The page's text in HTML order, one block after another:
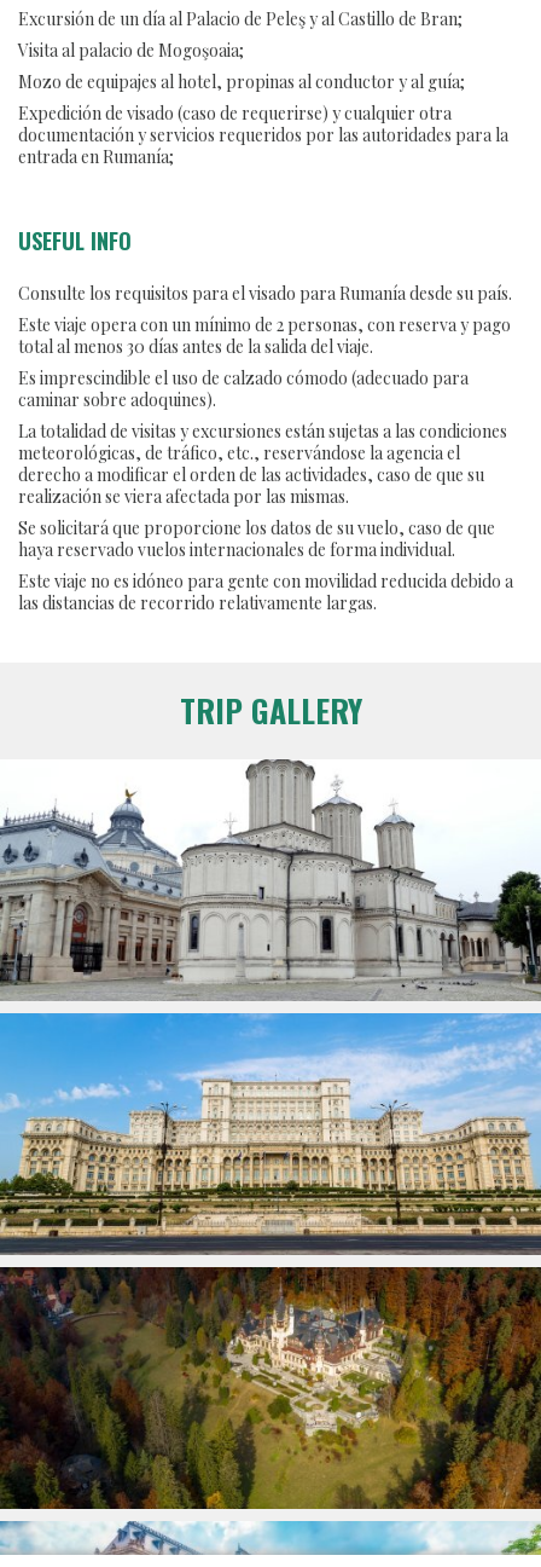
Excursión de un día al Palacio de Peleş y al Castillo de Bran;
Visita al palacio de Mogoşoaia;
Mozo de equipajes al hotel, propinas al conductor y al guía;
Expedición de visado (caso de requerirse) y cualquier otra
documentación y servicios requeridos por las autoridades para la
entrada en Rumanía;
USEFUL INFO
Consulte los requisitos para el visado para Rumanía desde su país.
Este viaje opera con un mínimo de 2 personas, con reserva y pago
total al menos 30 días antes de la salida del viaje.
Es imprescindible el uso de calzado cómodo (adecuado para
caminar sobre adoquines).
La totalidad de visitas y excursiones están sujetas a las condiciones
meteorológicas, de tráfico, etc., reservándose la agencia el
derecho a modificar el orden de las actividades, caso de que su
realización se viera afectada por las mismas.
Se solicitará que proporcione los datos de su vuelo, caso de que
haya reservado vuelos internacionales de forma individual.
Este viaje no es idóneo para gente con movilidad reducida debido a
las distancias de recorrido relativamente largas.
TRIP GALLERY